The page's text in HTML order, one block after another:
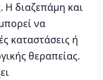
Η διαζεπάμη και
να
καταστάσεις ή
θεραπείας.